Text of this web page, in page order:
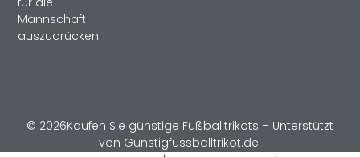
Mannschaft
auszudrücken!
© 2026Kaufen Sie günstige Fußballtrikots – Unterstützt
von Gunstigfussballtrikot.de.